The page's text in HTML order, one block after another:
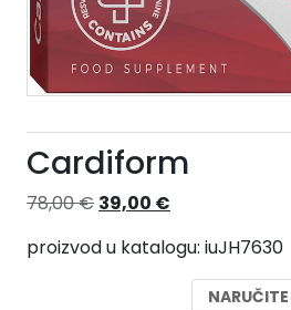
Cardiform
78,00€ Izvorna
bila
39,00 €
je:
39,00 €.
proizvod u katalogu: iuJH7630
NARUČITE